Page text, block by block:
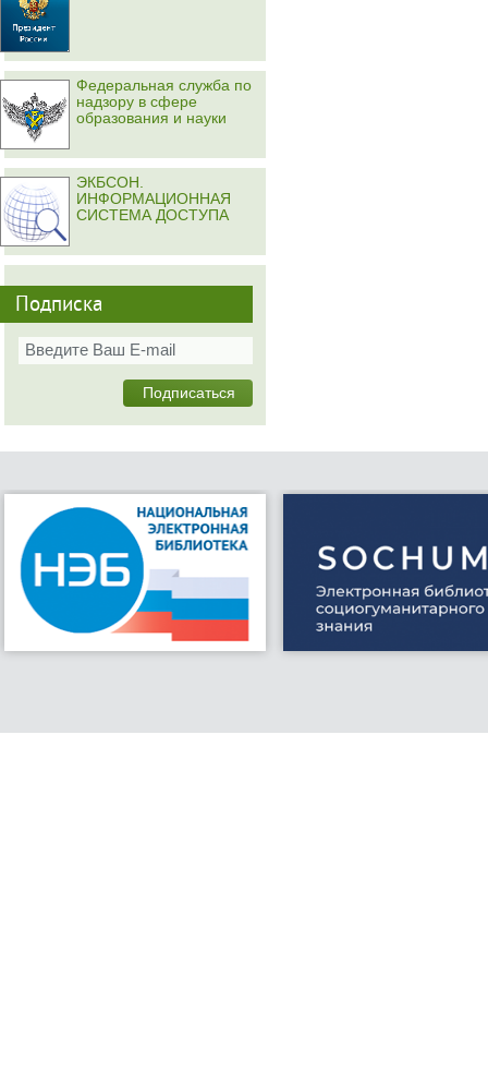
Федеральная служба по
надзору в сфере
образования и науки
ЭКБСОН.
ИНФОРМАЦИОННАЯ
СИСТЕМА ДОСТУПА
Подписка